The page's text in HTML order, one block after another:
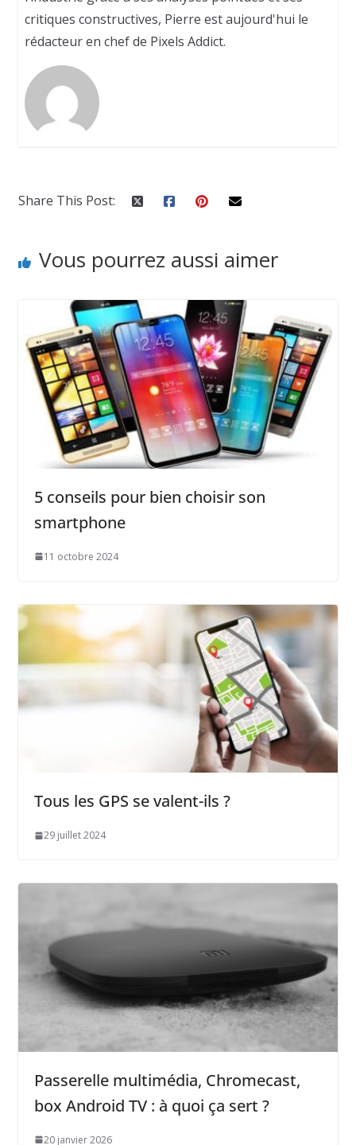
critiques constructives, Pierre est aujourd'hui le
rédacteur en chef de Pixels Addict.
Share This Post:
Vous pourrez aussi aimer
5 conseils pour bien choisir son
smartphone
11 octobre 2024
Tous les GPS se valent-ils ?
29 juillet 2024
Passerelle multimédia, Chromecast,
box Android TV : à quoi ça sert ?
20 janvier 2026